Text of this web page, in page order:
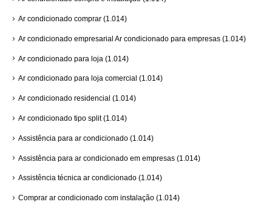
Ar condicionado comprar (1.014)
Ar condicionado empresarial Ar condicionado para empresas (1.014)
Ar condicionado para loja (1.014)
Ar condicionado para loja comercial (1.014)
Ar condicionado residencial (1.014)
Ar condicionado tipo split(1.014)
Assistência para ar condicionado (1.014)
Assistência para ar condicionado em empresas (1.014)
Assistência técnica ar condicionado (1.014)
Comprar ar condicionado com instalação (1.014)